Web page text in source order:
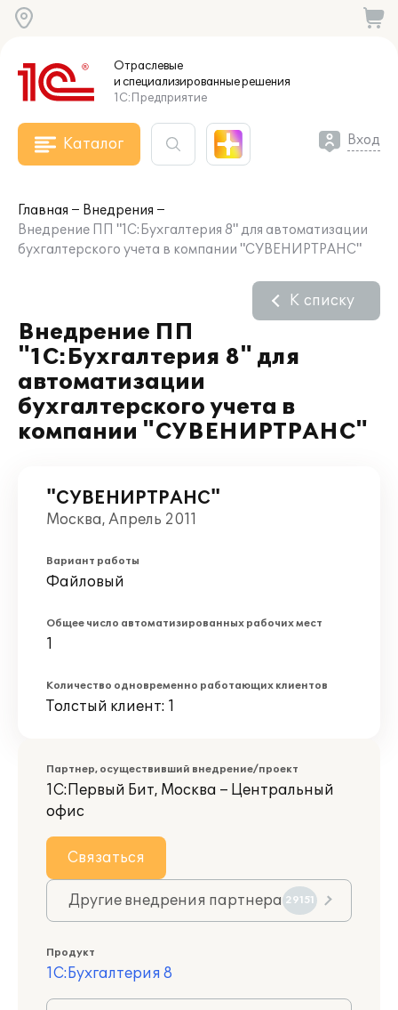
Отраслевые
и специализированныерешения
1С:Предприятие
Каталог Вход
Главная
Внедрения
Внедрение ПП "1С:Бухгалтерия 8" для автоматизации
бухгалтерского учета в компании "СУВЕНИРТРАНС"
Внедрение ПП
"1С:Бухгалтерия 8" для
автоматизации
бухгалтерского учета в
компании "СУВЕНИРТРАНС"
К списку
"СУВЕНИРТРАНС"
Москва, Апрель 2011
Вариант работы
Файловый
Общее число автоматизированных рабочих мест
1
Количество одновременно работающих клиентов
Толстый клиент: 1
Партнер, осуществивший внедрение/проект
1С:Первый Бит, Москва – Центральный
офис
Связаться
Другие внедрения партнера 29151
Продукт
1С:Бухгалтерия 8